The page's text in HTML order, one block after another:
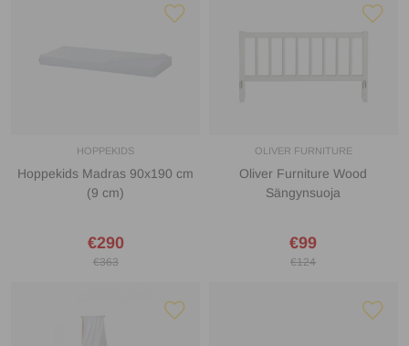
HOPPEKIDS
Hoppekids Madras 90x190 cm
(9 cm)
€290
€363
OLIVER FURNITURE
Oliver Furniture Wood
Sängynsuoja
€99
€124